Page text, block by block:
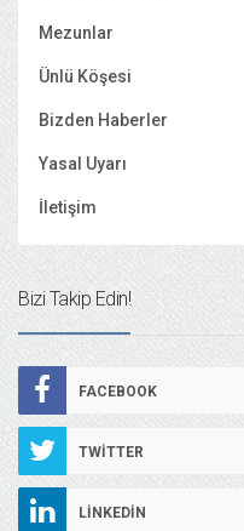
Mezunlar
Ünlü Köşesi
Bizden Haberler
Yasal Uyarı
İletişim
Bizi Takip Edin!
FACEBOOK
TWITTER
LINKEDIN